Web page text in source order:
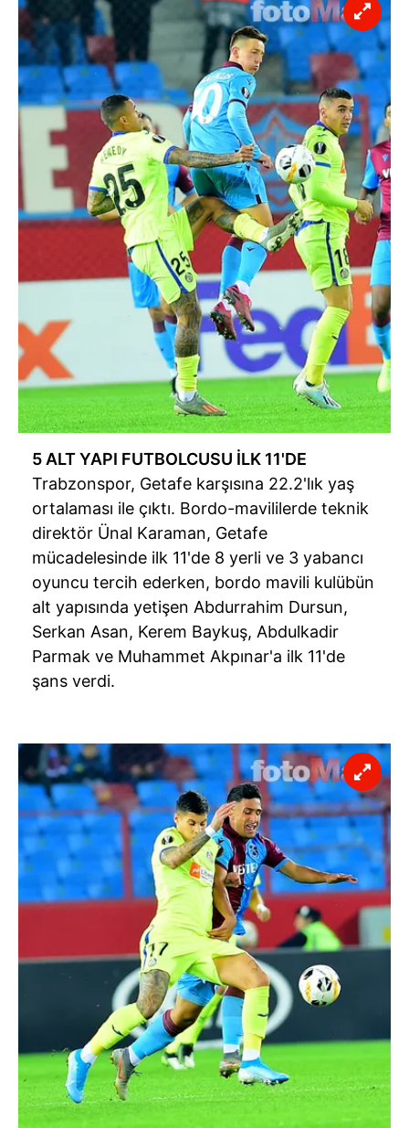
5 ALT YAPI FUTBOLCUSU İLK 11'DE
Trabzonspor, Getafe karşısına 22.2'lık yaş
ortalaması ile çıktı. Bordo-mavililerde teknik
direktör Ünal Karaman, Getafe
mücadelesinde ilk 11'de 8 yerli ve 3 yabancı
oyuncu tercih ederken, bordo mavili kulübün
alt yapısında yetişen Abdurrahim Dursun,
Serkan Asan, Kerem Baykuş, Abdulkadir
Parmak ve Muhammet Akpınar'a ilk 11'de
şans verdi.